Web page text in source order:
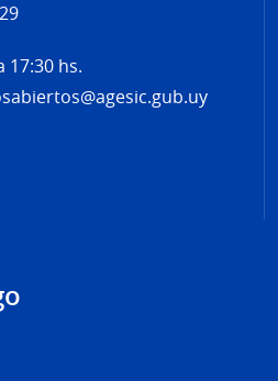
17:30 hs.